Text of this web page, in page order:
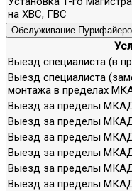
на ХВС, ГВС
Обслуживание
Выезд специалиста (в
Выезд специалиста
монтажа в пределах
Выезд за пределы
Выезд за пределы
Выезд за пределы
Выезд за пределы
Выезд за пределы
Выезд за пределы